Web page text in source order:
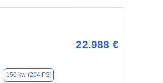
22.988 €
150 kw (204 PS)